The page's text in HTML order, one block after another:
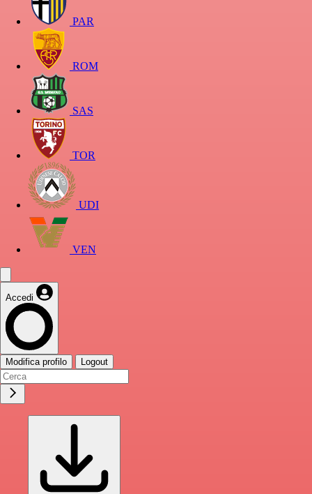
PAR
ROM
SAS
TOR
UDI
VEN
Accedi
Modifica profilo Logout